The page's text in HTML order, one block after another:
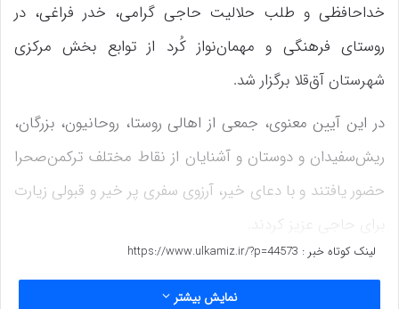
خداحافظی و طلب حلالیت حاجی گرامی، خدر فراغی، در
روستای فرهنگی و مهمان‌نواز کُرد از توابع بخش مرکزی
شهرستان آق‌قلا برگزار شد.
در این آیین معنوی، جمعی از اهالی روستا، روحانیون، بزرگان،
ریش‌سفیدان و دوستان و آشنایان از نقاط مختلف ترکمن‌صحرا
حضور یافتند و با دعای خیر، آرزوی سفری پر خیر و قبولی زیارت
برای حاجی عزیز کردند.
لینک کوتاه خبر : https://www.ulkamiz.ir/?p=44573
نمایش بیشتر